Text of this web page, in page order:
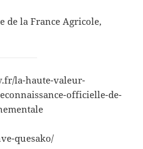
de la France Agricole,
la-haute-valeur-
officielle-de-
quesako/